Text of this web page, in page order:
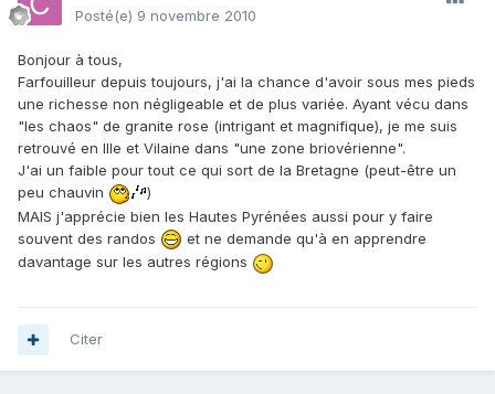
Posté(e) 9 novembre 2010
Bonjour à tous,
Farfouilleur depuis toujours, j'ai la chance d'avoir sous mes pieds
une richesse non négligeable et de plus variée. Ayant vécu dans
"les chaos" de granite rose (intrigant et magnifique), je me suis
retrouvé en Ille et Vilaine dans "une zone briovérienne".
J'ai un faible pour tout ce qui sort de la Bretagne (peut-être un
peu chauvin
)
MAIS j'apprécie bien les Hautes Pyrénées aussi pour y faire
souvent des randos
et ne demande qu'à en apprendre
davantage sur les autres régions
Citer